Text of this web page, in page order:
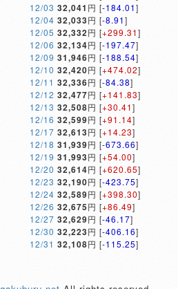
12/03 32,041 円 [-184.01]
12/04 32,033円 [-8.91]
12/05 32,332円 [+299.31]
12/06 32,134円 [-197.47]
12/09 31,946円 [-188.54]
12/10 32,420円 [+474.02]
12/11 32,336円 [-84.38]
12/12 32,477円 [+141.83]
12/13 32,508円 [+30.41]
12/16 32,599円 [+91.14]
12/17 32,613円 [+14.23]
12/18 31,939円 [-673.66]
12/19 31,993円 [+54.00]
12/20 32,614円 [+620.65]
12/23 32,190円 [-423.75]
12/24 32,589円 [+398.30]
12/26 32,675円 [+86.49]
12/27 32,629円 [-46.17]
12/30 32,223円 [-406.16]
12/31 32,108円 [-115.25]